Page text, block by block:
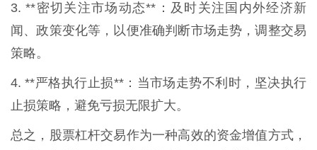
3. **密切关注市场动态**：及时关注国内外经济新
闻、政策变化等，以便准确判断市场走势，调整交易
策略。
4. **严格执行止损**：当市场走势不利时，坚决执行
止损策略，避免亏损无限扩大。
总之，股票杠杆交易作为一种高效的资金增值方式，